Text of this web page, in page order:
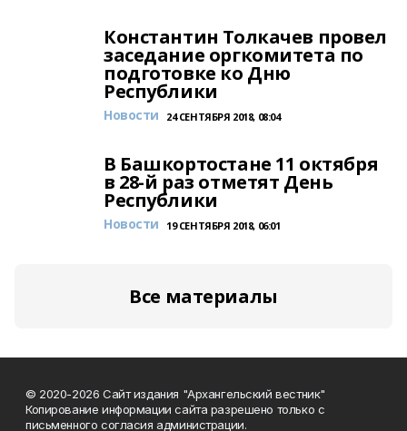
Константин Толкачев провел
заседание оргкомитета по
подготовке ко Дню
Республики
Новости 24 СЕНТЯБРЯ 2018, 08:04
В Башкортостане 11 октября
в 28-й раз отметят День
Республики
Новости 19 СЕНТЯБРЯ 2018, 06:01
Все материалы
© 2020-2026 Сайт издания "Архангельский вестник"
Копирование информации сайта разрешено только с
письменного согласия администрации.